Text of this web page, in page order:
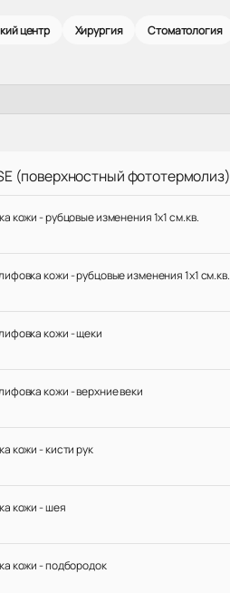
центр Хирургия Стоматология
(поверхностный фототермолиз)
кожи - рубцовые изменения 1х1 см.кв.
кожи - рубцовые изменения 1х1 см.кв.
кожи - щеки
кожи - верхние веки
кожи - кисти рук
кожи - шея
кожи - подбородок